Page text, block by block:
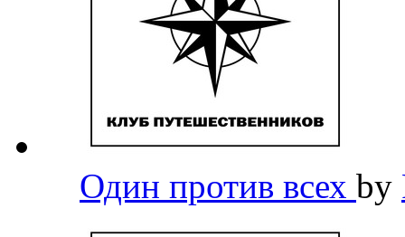
Один против всех by